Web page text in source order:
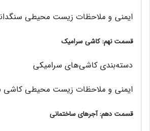
ایمنی و ملاحظات زیست محیطی
قسمت نهم: كاشي سراميك
دسته‌بندی كاشي‌های سراميكی
ایمنی و ملاحظات زیست‌ محیطی كاشي
قسمت دهم: آجر‌های ساختمانی